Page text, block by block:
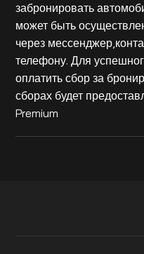
забронировать
может быть
через
телефону. Для
оплатить сбор за
сборах будет
Premium